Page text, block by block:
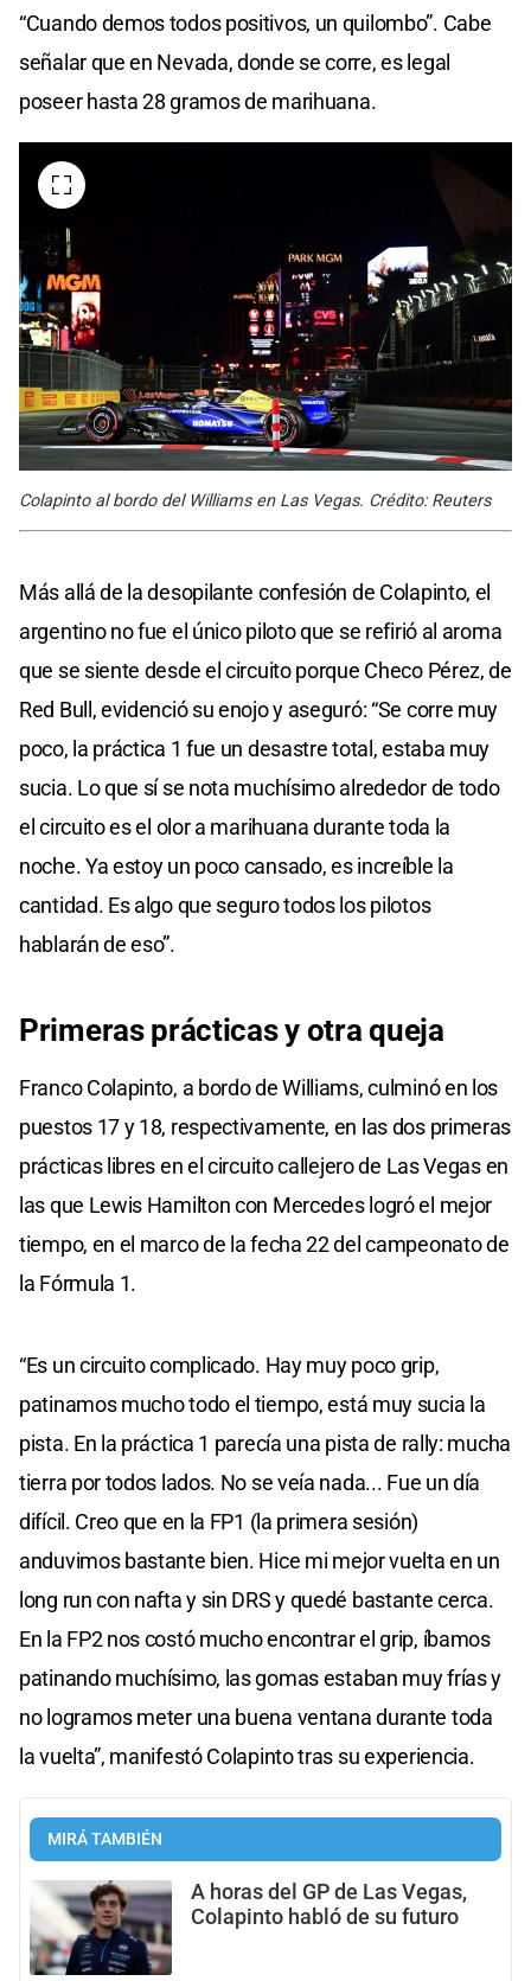
“Cuando demos todos positivos, un quilombo”. Cabe
señalar que en Nevada, donde se corre, es legal
poseer hasta 28 gramos de marihuana.
Colapinto al bordo del Williams en Las Vegas. Crédito: Reuters
Más allá de la desopilante confesión de Colapinto, el
argentino no fue el único piloto que se refirió al aroma
que se siente desde el circuito porque Checo Pérez, de
Red Bull, evidenció su enojo y aseguró: “Se corre muy
poco, la práctica 1 fue un desastre total, estaba muy
sucia. Lo que sí se nota muchísimo alrededor de todo
el circuito es el olor a marihuana durante toda la
noche. Ya estoy un poco cansado, es increíble la
cantidad. Es algo que seguro todos los pilotos
hablarán de eso”.
Primeras prácticas y otra queja
Franco Colapinto, a bordo de Williams, culminó en los
puestos 17 y 18, respectivamente, en las dos primeras
prácticas libres en el circuito callejero de Las Vegas en
las que Lewis Hamilton con Mercedes logró el mejor
tiempo, en el marco de la fecha 22 del campeonato de
la Fórmula 1.
“Es un circuito complicado. Hay muy poco grip,
patinamos mucho todo el tiempo, está muy sucia la
pista. En la práctica 1 parecía una pista de rally: mucha
tierra por todos lados. No se veía nada... Fue un día
difícil. Creo que en la FP1 (la primera sesión)
anduvimos bastante bien. Hice mi mejor vuelta en un
long run con nafta y sin DRS y quedé bastante cerca.
En la FP2 nos costó mucho encontrar el grip, íbamos
patinando muchísimo, las gomas estaban muy frías y
no logramos meter una buena ventana durante toda
la vuelta”, manifestó Colapinto tras su experiencia.
MIRÁ TAMBIÉN
A horas del GP de Las Vegas,
Colapinto habló de su futuro